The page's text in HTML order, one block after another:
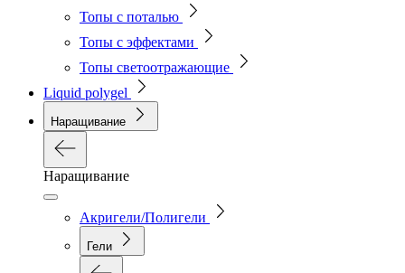
Топы с поталью
Топы с эффектами
Топы светоотражающие
Liquid polygel
Наращивание
Наращивание
Акригели/Полигели
Гели